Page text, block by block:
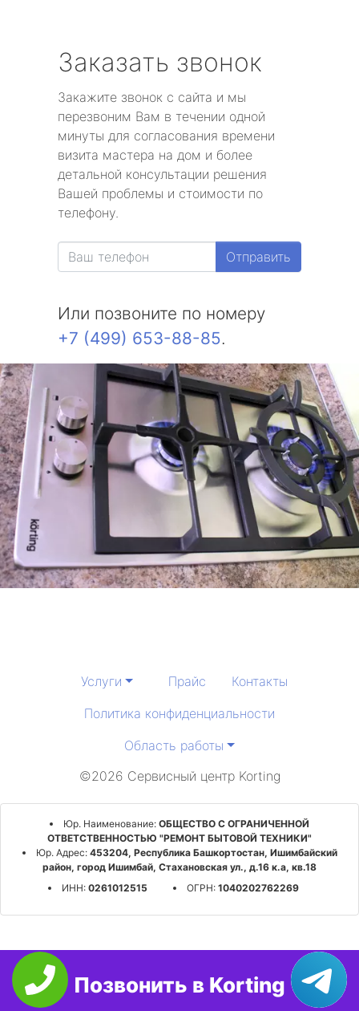
Заказать звонок
Закажите звонок с сайта и мы
перезвоним Вам в течении одной
минуты для согласования времени
визита мастера на дом и более
детальной консультации решения
Вашей проблемы и стоимости по
телефону.
Отправить
Или позвоните по номеру
+7 (499) 653-88-85.
Услуги Прайс
Контакты
Политика конфиденциальности
Область работы
©2026 Сервисный центр Korting
Юр. Наименование: ОБЩЕСТВО С ОГРАНИЧЕННОЙ
ОТВЕТСТВЕННОСТЬЮ "РЕМОНТ БЫТОВОЙ ТЕХНИКИ"
Юр. Адрес:453204, Республика Башкортостан, Ишимбайский
район, город Ишимбай, Стахановская ул., д.16 к.а, кв.18
ИНН:0261012515 ОГРН:1040202762269
Позвонить в Korting